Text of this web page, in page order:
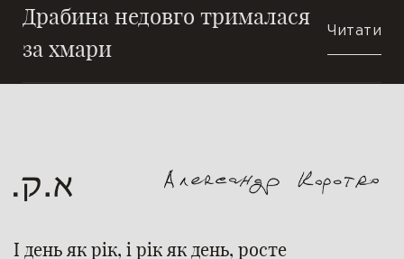
Ілюстрації
Книги
Драбина недовго трималася
за хмари
Читати
І день як рік, і рік як день, росте